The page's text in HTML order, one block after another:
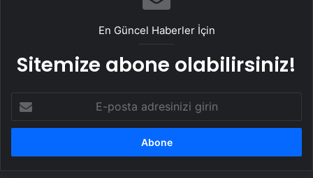
En Güncel Haberler İçin
Sitemize abone olabilirsiniz!
posta
adresinizi